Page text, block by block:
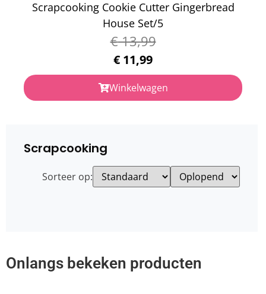
Scrapcooking Cookie Cutter Gingerbread
House Set/5
€13,99
€ 11,99
Winkelwagen
Scrapcooking
Sorteer op:
Onlangs bekeken producten